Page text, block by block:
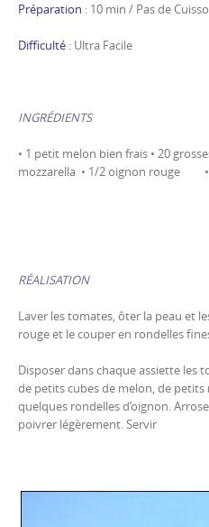
Préparation : 10 min / Pas de
Difficulté : Ultra Facile
INGRÉDIENTS
• 1 petit melon bien frais • 20
mozzarella • 1/2 oignon rouge •
RÉALISATION
Laver les tomates, ôter la peau et
rouge et le couper en rondelles
Disposer dans chaque assiette les
de petits cubes de melon, de
quelques rondelles d’oignon.
poivrer légèrement. Servir